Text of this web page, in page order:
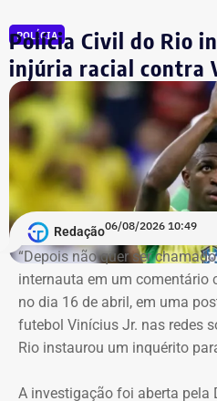
Retroatividade de
segurança jurídica
Um dos pontos de destaque
atribuição de efeitos
Segundo a portaria, a medida
regularizar decisões de
vinham sendo praticados
desde o mês passado. O
na necessidade de preservar
público, a eficiência e a
operações.
POLÍCIA
Polícia Civil do Rio
injúria racial contra
Redação06/08/2026 10:49
“Depois não quer ser
internauta em um comentário
no dia 16 de abril, em uma
futebol Vinícius Jr. nas redes
Rio instaurou um inquérito
A investigação foi aberta pela